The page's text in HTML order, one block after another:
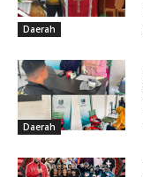
Daerah
Daerah